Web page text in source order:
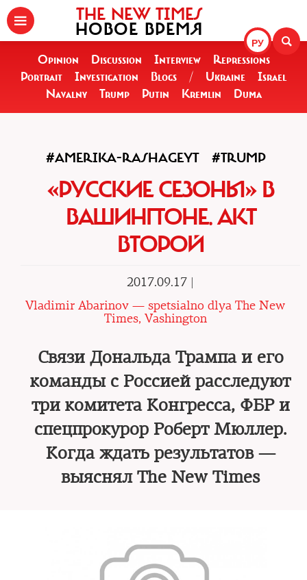
РУ
THE NEW TIMES
НОВОЕ ВРЕМЯ
Opinion Discussion Interview
Repressions
Portrait
Investigation Blogs / Ukraine
Israel
Navalny
Trump Putin Kremlin Duma
#AMERIKA-RASHAGEYT #TRUMP
«РУССКИЕ СЕЗОНЫ» В
ВАШИНГТОНЕ. АКТ
ВТОРОЙ
2017.09.17 |
Vladimir Abarinov — spetsialno dlya The New
Times, Vashington
Связи Дональда Трампа и его
команды с Россией расследуют
три комитета Конгресса, ФБР и
спецпрокурор Роберт Мюллер.
Когда ждать результатов —
выяснял The New Times